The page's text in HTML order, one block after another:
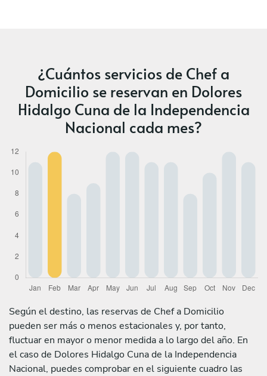
¿Cuántos servicios de Chef a
Domicilio se reservan en Dolores
Hidalgo Cuna de la Independencia
Nacional cada mes?
Según el destino, las reservas de Chef a Domicilio
pueden ser más o menos estacionales y, por tanto,
fluctuar en mayor o menor medida a lo largo del año. En
el caso de Dolores Hidalgo Cuna de la Independencia
Nacional, puedes comprobar en el siguiente cuadro las